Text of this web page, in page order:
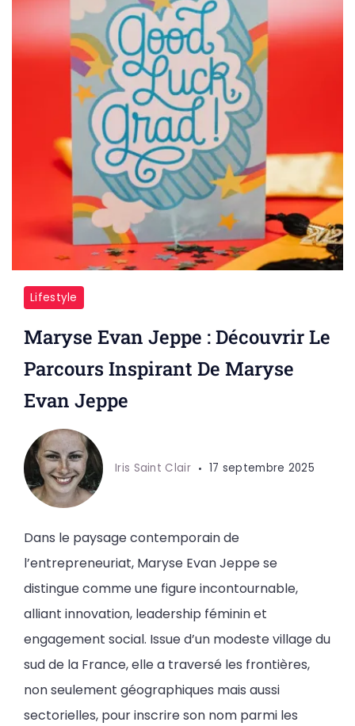
Lifestyle
Maryse Evan Jeppe : Découvrir Le
Parcours Inspirant De Maryse
Evan Jeppe
Iris Saint Clair 17 septembre 2025
Dans le paysage contemporain de
l’entrepreneuriat, Maryse Evan Jeppe se
distingue comme une figure incontournable,
alliant innovation, leadership féminin et
engagement social. Issue d’un modeste village du
sud de la France, elle a traversé les frontières,
non seulement géographiques mais aussi
sectorielles, pour inscrire son nom parmi les